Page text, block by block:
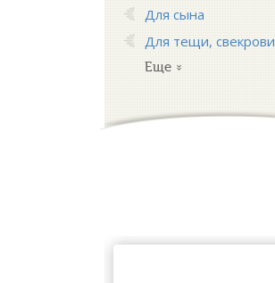
Для сына
Для тещи, свекрови
Еще